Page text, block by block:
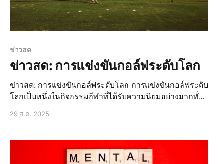
ข่าวสด
ข่าวสด: การแข่งขันกอล์ฟระดับโลก
ข่าวสด: การแข่งขันกอล์ฟระดับโลก การแข่งขันกอล์ฟระดับ
โลกเป็นหนึ่งในกิจกรรมกีฬาที่ได้รับความนิยมอย่างมากทั่ว
เพื่อชิงชัยในตำแหน่งแชมป์ ข่าวล่าสุด: นักกอล์ฟไทยเตรียม
29 ส.ค. 2025